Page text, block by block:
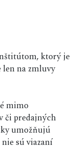
ktorý je
len na zmluvy
mimo
či predajných
umožňujú
sú viazaní